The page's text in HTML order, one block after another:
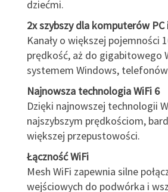
dziećmi.
2x szybszy dla komputerów
Kanały o większej pojemności
prędkość, aż do gigabitowego
systemem Windows,
Najnowsza technologia WiFi 6
Dzięki najnowszej technologii
najszybszym prędkościom,
większej przepustowości.
Łączność WiFi
Mesh WiFi zapewnia silne
wejściowych do podwórka i